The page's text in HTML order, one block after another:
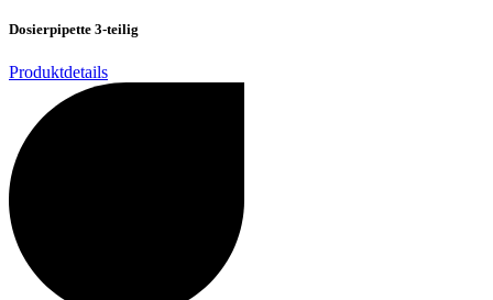
Dosierpipette 3-teilig
Produktdetails